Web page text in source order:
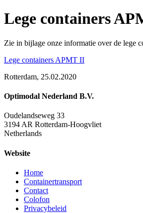
Lege containers
Zie in bijlage onze informatie over de lege
Lege containers APMT II
Rotterdam, 25.02.2020
Optimodal Nederland B.V.
Oudelandseweg 33
3194 AR Rotterdam-Hoogvliet
Netherlands
Website
Home
Containertransport
Contact
Colofon
Privacybeleid